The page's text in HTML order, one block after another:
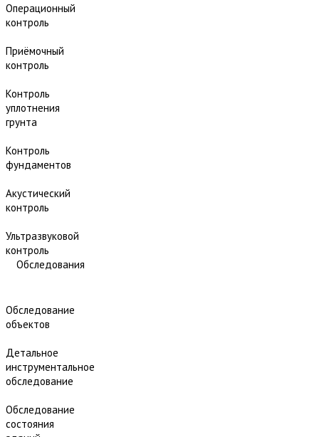
Операционный
контроль
Приёмочный
контроль
Контроль
уплотнения
грунта
Контроль
фундаментов
Акустический
контроль
Ультразвуковой
контроль
Обследования
Обследование
объектов
Детальное
инструментальное
обследование
Обследование
состояния